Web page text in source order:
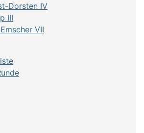
Dorsten IV
III
VII